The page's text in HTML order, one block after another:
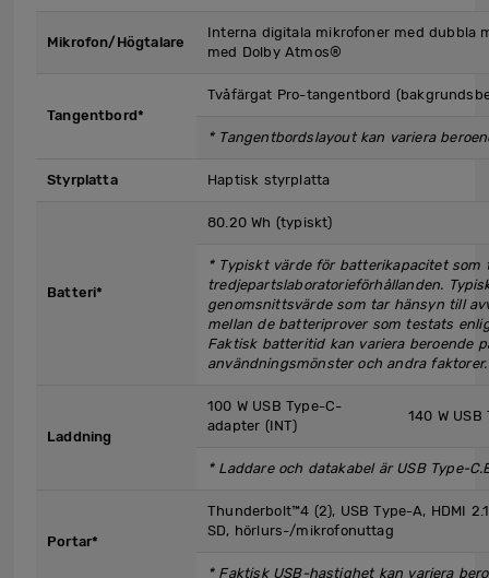
Mikrofon/Högtalare
Interna digitala mikrofoner med dubbla
med Dolby Atmos®
Tangentbord*
Tvåfärgat Pro-tangentbord
* Tangentbordslayout kan variera
Styrplatta Haptisk styrplatta
Batteri*
80.20 Wh (typiskt)
* Typiskt värde för batterikapacitet som
tredjepartslaboratorieförhållanden.
genomsnittsvärde som tar hänsyn till
mellan de batteriprover som testats
Faktisk batteritid kan variera beroende
användningsmönster och andra faktorer.
Laddning
100 W USB Type-C-
adapter (INT)
140 W
* Laddare och datakabel är USB Type-
Portar*
Thunderbolt™4 (2), USB Type-A, HDMI
SD, hörlurs-/mikrofonuttag
* Faktisk USB-hastighet kan variera